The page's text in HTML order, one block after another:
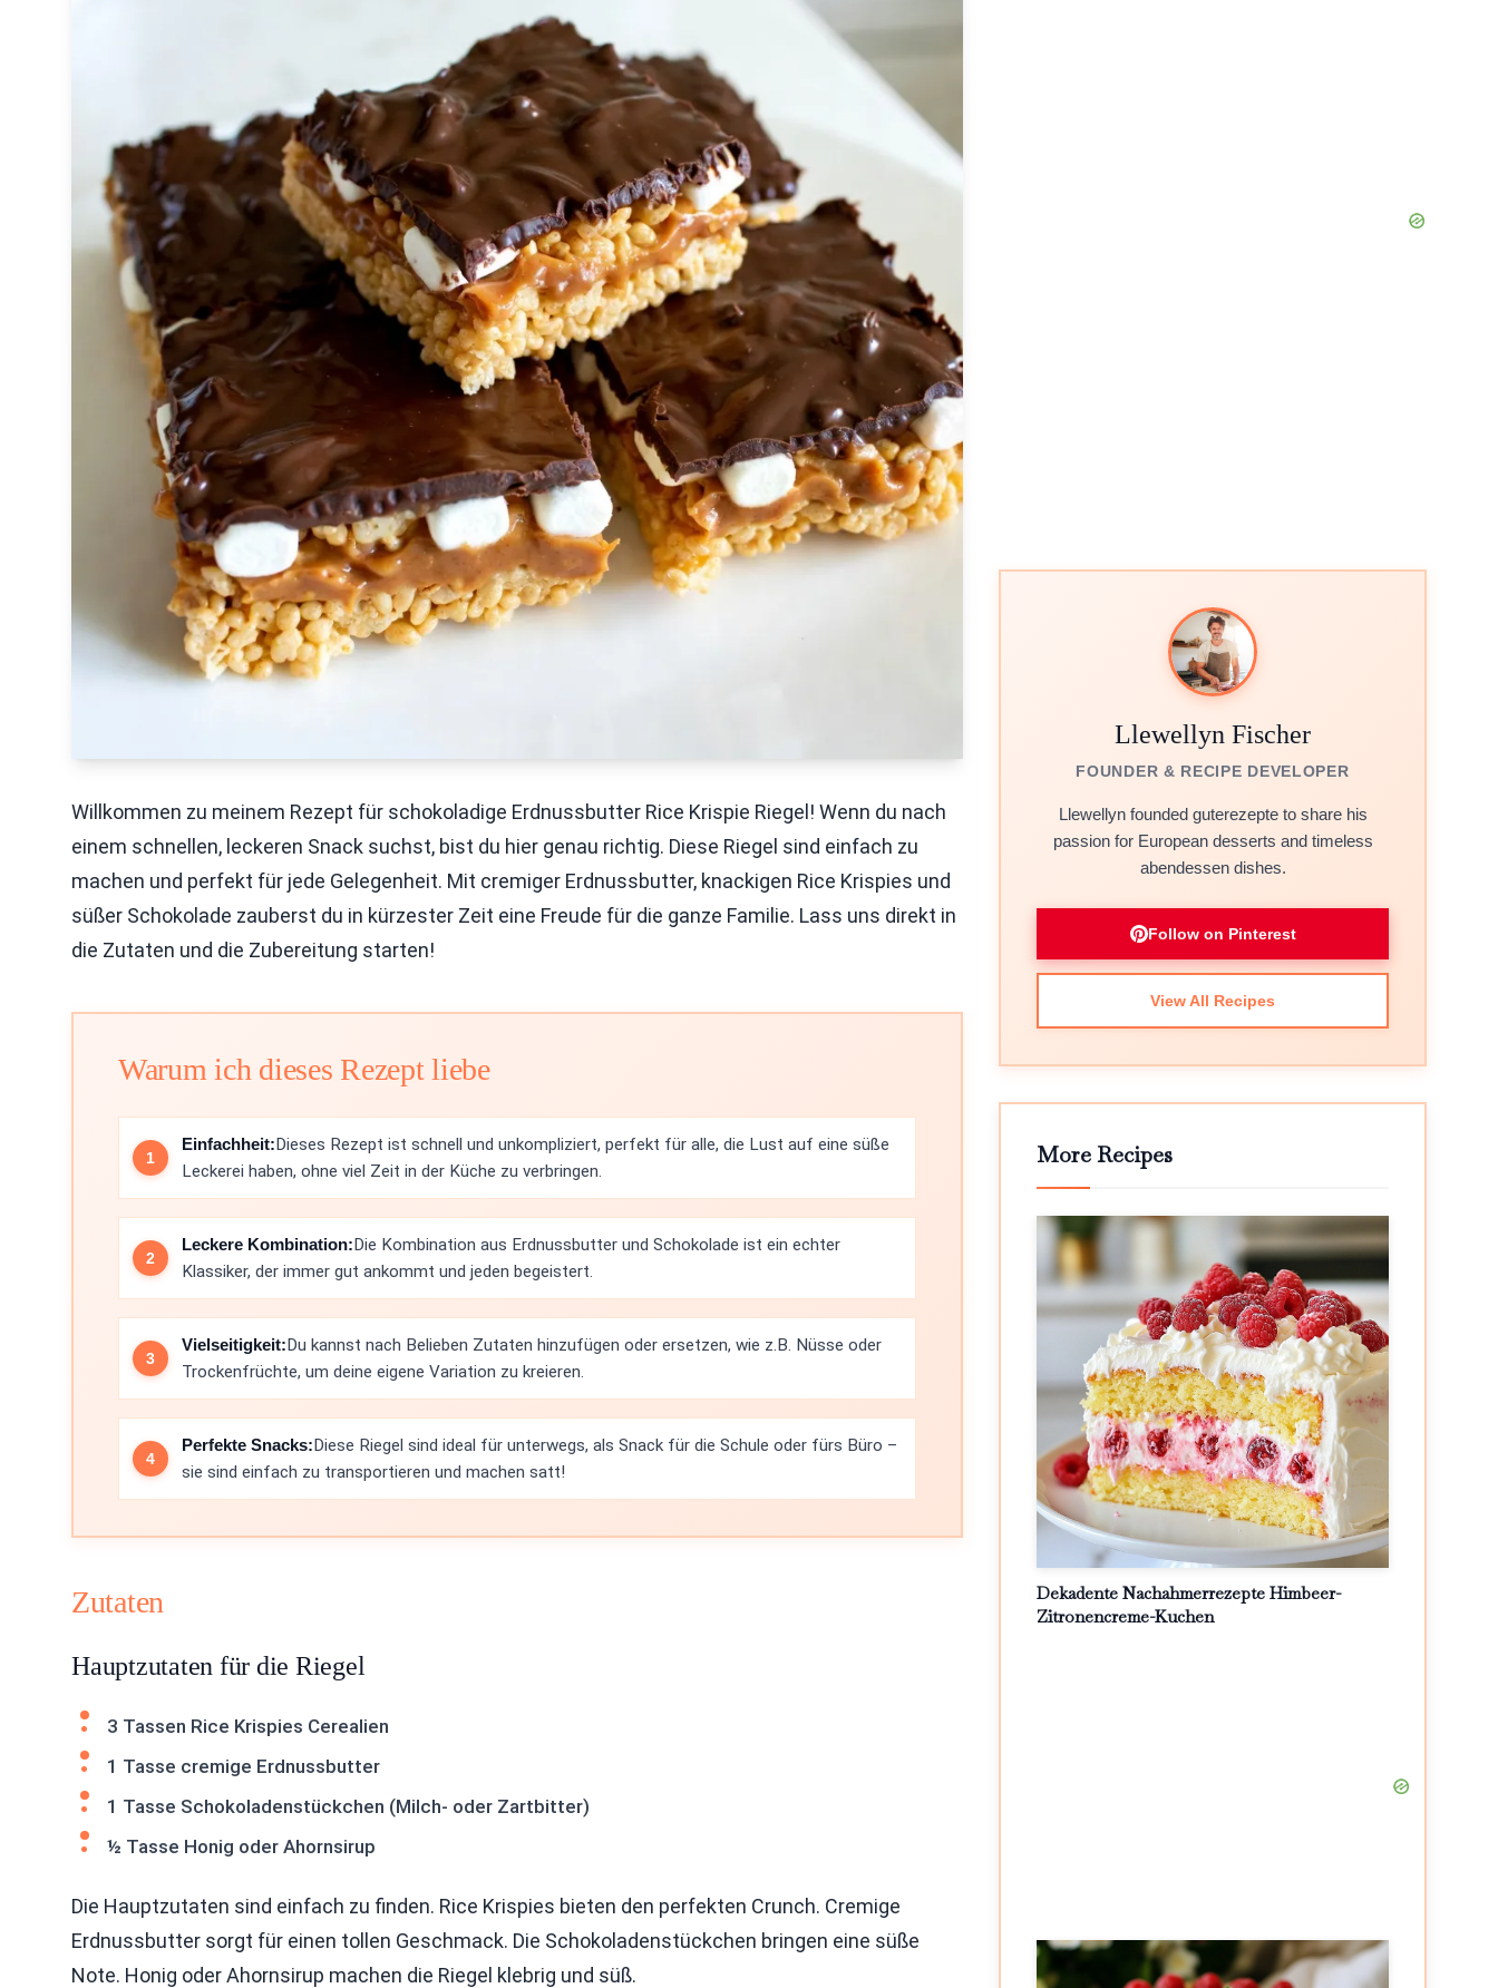
Willkommen zu meinem Rezept für schokoladige Erdnussbutter Rice Krispie Riegel! Wenn du nach
einem schnellen, leckeren Snack suchst, bist du hier genau richtig. Diese Riegel sind einfach zu
machen und perfekt für jede Gelegenheit. Mit cremiger Erdnussbutter, knackigen Rice Krispies und
süßer Schokolade zauberst du in kürzester Zeit eine Freude für die ganze Familie. Lass uns direkt in
die Zutaten und die Zubereitung starten!
Warum ich dieses Rezept liebe
Einfachheit:Dieses Rezept ist schnell und unkompliziert, perfekt für alle, die Lust auf eine süße
Leckerei haben, ohne viel Zeit in der Küche zu verbringen.
Leckere Kombination:Die Kombination aus Erdnussbutter und Schokolade ist ein echter
Klassiker, der immer gut ankommt und jeden begeistert.
Vielseitigkeit:Du kannst nach Belieben Zutaten hinzufügen oder ersetzen, wie z.B. Nüsse oder
Trockenfrüchte, um deine eigene Variation zu kreieren.
Perfekte Snacks:Diese Riegel sind ideal für unterwegs, als Snack für die Schule oder fürs Büro –
sie sind einfach zu transportieren und machen satt!
Zutaten
Hauptzutaten für die Riegel
3 Tassen Rice Krispies Cerealien
1 Tasse cremige Erdnussbutter
1 Tasse Schokoladenstückchen (Milch- oder Zartbitter)
½ Tasse Honig oder Ahornsirup
Die Hauptzutaten sind einfach zu finden. Rice Krispies bieten den perfekten Crunch. Cremige
Erdnussbutter sorgt für einen tollen Geschmack. Die Schokoladenstückchen bringen eine süße
Note. Honig oder Ahornsirup machen die Riegel klebrig und süß.
Llewellyn Fischer
FOUNDER & RECIPE DEVELOPER
Llewellyn founded guterezepte to share his
passion for European desserts and timeless
abendessen dishes.
Follow on Pinterest
View All Recipes
More Recipes
Dekadente Nachahmerrezepte Himbeer-
Zitronencreme-Kuchen